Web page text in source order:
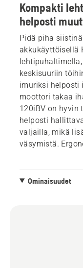
Kompakti
helposti
Pidä piha
akkukäyttöisellä
keskisuuriin
imuriksi helposti
moottori takaa
120iBV on hyvin
helposti
valjailla, mikä
väsymistä.
joustavaan 36
Ominaisuudet